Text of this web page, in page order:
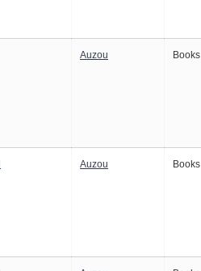
Auzou Books
Auzou Books